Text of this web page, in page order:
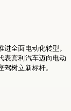
全面电动化转型。
表宾利汽车迈向电动
树立新标杆。